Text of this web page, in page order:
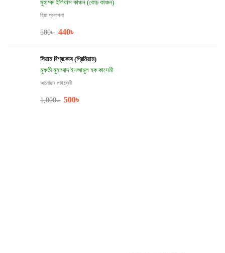
মুহাম্মদ ইলিয়াস কাঞ্চন (কোচ কাঞ্চন)
হিয়া প্রকাশনা
580৳ 440৳
সিয়াম বিশ্বকোষ (প্রিমিয়াম)
মুফতী মুহাম্মাদ ইনআমুল হক কাসেমী
আনোয়ার লাইব্রেরী
1,000৳ 500৳